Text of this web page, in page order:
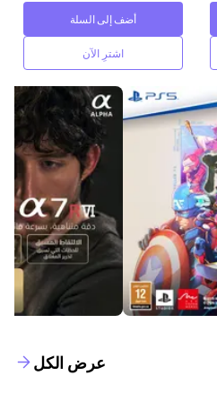
أضف إلى السلة
اشترِ الآن
عرض الكل